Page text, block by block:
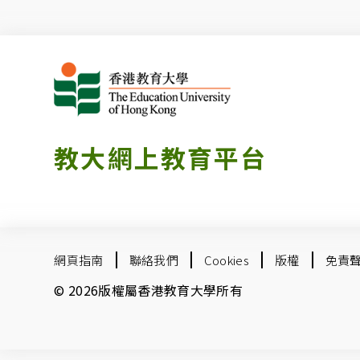
教大網上教育平台
網頁指南 聯絡我們 Cookies 版權 免責
© 2026版權屬香港教育大學所有